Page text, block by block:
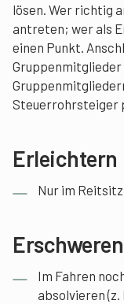
lösen. Wer richtig
antreten; wer als
einen Punkt.
Gruppenmitglieder
Steuerrohrsteiger
Erleichtern
Nur im
Erschweren
Im Fahren
absolvieren